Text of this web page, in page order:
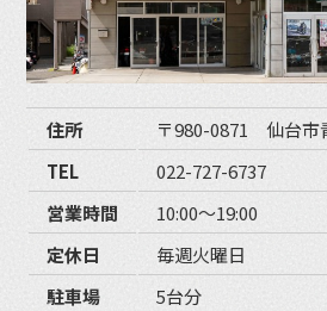
住所
〒980-0871 仙台市
TEL
022-727-6737
営業時間
10:00〜19:00
定休日
毎週火曜日
駐車場
5台分